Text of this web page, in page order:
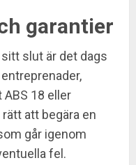
garantier
slut är det dags
18 eller
att begära en
går igenom
fel.